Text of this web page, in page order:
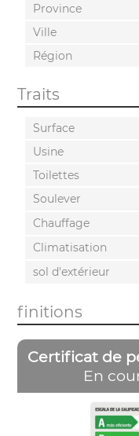
Province
Ville
Région
Traits
Surface
Usine
Toilettes
Soulever
Chauffage
Climatisation
sol d'extérieur
finitions
Certificat de
En